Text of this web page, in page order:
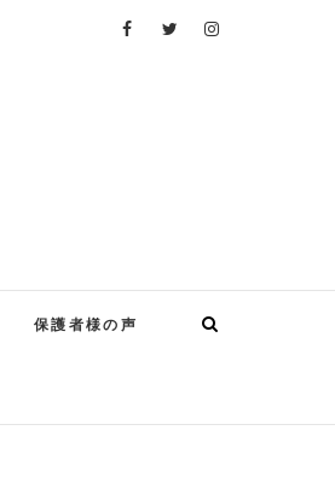
保護者様の声